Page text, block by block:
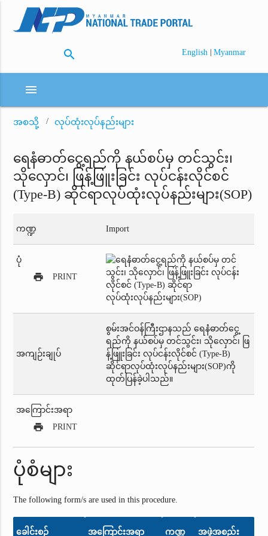
search English | Myanmar
menu
အစသို့ လုပ်ထုံးလုပ်နည်းများ
ရေနံဓာတ်ငွေ့ရည်ကို နယ်စပ်မှ တင်သွင်း၊
သိုလှောင်၊ ဖြန့်ဖြူးခြင်း လုပ်ငန်းလိုင်စင်
(Type-B) ဆိုင်ရာလုပ်ထုံးလုပ်နည်းများ(SOP)
ကဏ္ဍ Import
ပုံ
print PRINT
အကျဉ်းချုပ်
စွမ်းအင်ဝန်ကြီးဌာနသည် ရေနံဓာတ်ငွေ့
ရည်ကို နယ်စပ်မှ တင်သွင်း၊ သိုလှောင်၊ ဖြ
န့်ဖြူးခြင်း လုပ်ငန်းလိုင်စင် (Type-B)
ဆိုင်ရာလုပ်ထုံးလုပ်နည်းများ(SOP)ကို
ထုတ်ပြန်ခဲ့ပါသည်။
အကြောင်းအရာ
print PRINT
ပုံစံများ
The following form/s are used in this procedure.
ခေါင်းစဉ် အကြောင်းအရာ ကဏ္ဍ အဖွဲ့အစည်း